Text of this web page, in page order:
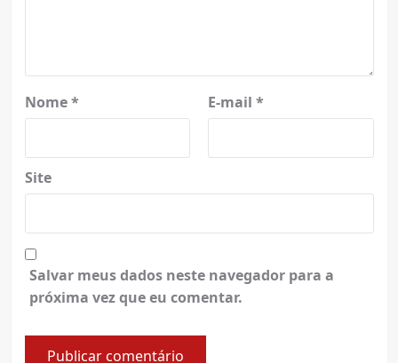
Nome* E-mail *
Site
Salvar meus dados neste navegador para a
próxima vez que eu comentar.